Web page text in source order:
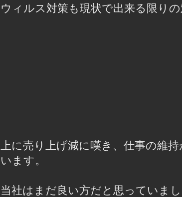
ウィルス対策も現状で出来る限り
上に売り上げ減に嘆き、仕事の維
います。
当社はまだ良い方だと思っていま